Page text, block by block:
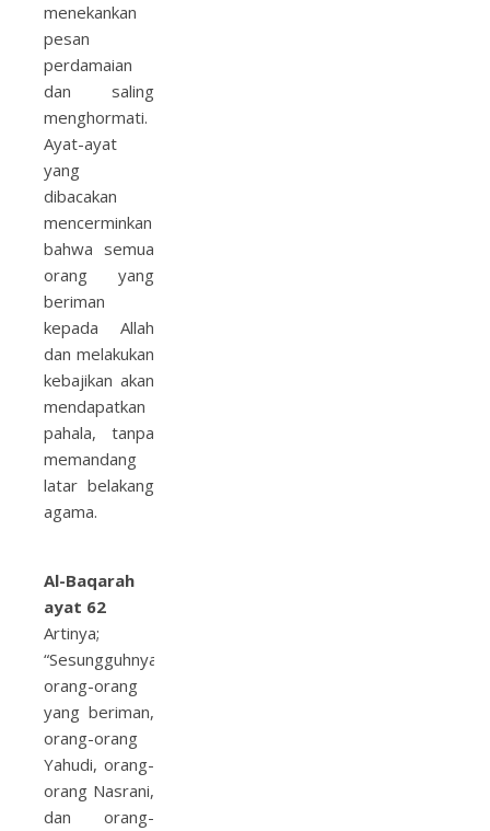
menekankan
pesan
perdamaian
dan saling
menghormati.
Ayat-ayat
yang
dibacakan
mencerminkan
bahwa semua
orang yang
beriman
kepada Allah
dan melakukan
kebajikan akan
mendapatkan
pahala, tanpa
memandang
latar belakang
agama.
Al-Baqarah
ayat 62
Artinya;
“Sesungguhnya
orang-orang
yang beriman,
orang-orang
Yahudi, orang-
orang Nasrani,
dan orang-